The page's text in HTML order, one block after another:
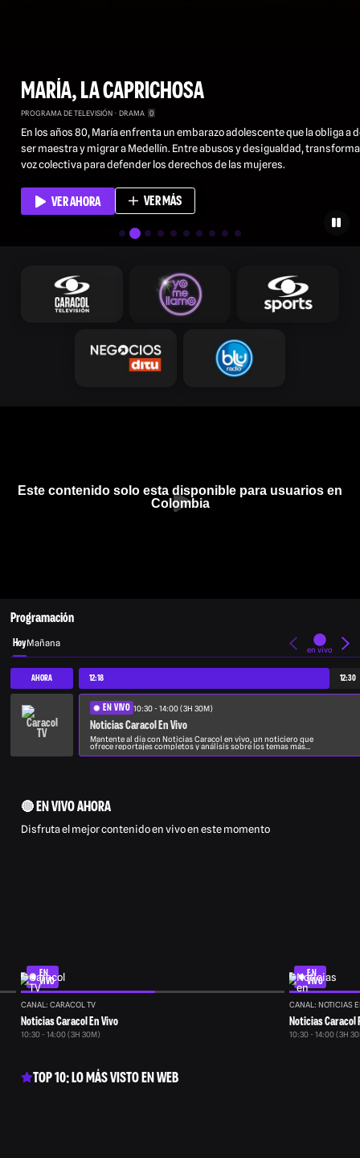
MARÍA, LA CAPRICHOSA
PROGRAMA DE TELEVISIÓN DRAMA 0
En los años 80, María enfrenta un embarazo adolescente que la obliga a
ser maestra y migrar a Medellín. Entre abusos y desigualdad,
voz colectiva para defender los derechos de las mujeres.
VER AHORA VER MÁS
Este contenido solo esta disponible para usuarios en
Colombia
Programación
HoyMañana
en vivo
AHORA 12:18 12:30
EN VIVO 10:30 - 14:00 (3H 30M)
Noticias Caracol En Vivo
Mantente al día con Noticias Caracol en vivo, un noticiero que
ofrece reportajes completos y análisis sobre los temas más
🔴 EN VIVO AHORA
Disfruta el mejor contenido en vivo en este momento
EN
VIVO
CANAL: CARACOL TV
Noticias Caracol En Vivo
10:30 - 14:00 (3H 30M)
EN
VIVO
CANAL: NOTICIAS
Noticias Caracol
10:30 - 14:00 (3H
TOP 10: LO MÁS VISTO EN WEB